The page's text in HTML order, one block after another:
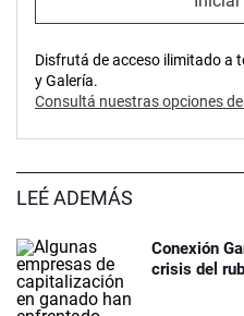
Disfrutá de acceso ilimitado a
y Galería.
Consultá nuestras opciones
LEÉ ADEMÁS
Conexión
crisis del